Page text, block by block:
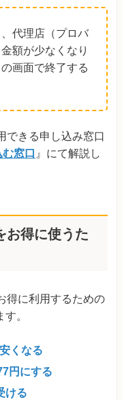
代理店（プロバ
額が少なくなり
画面で終了する
できる申し込み窓口
窓口 』にて解説し
お得に使うた
得に利用するための
。
くなる
円にする
ける